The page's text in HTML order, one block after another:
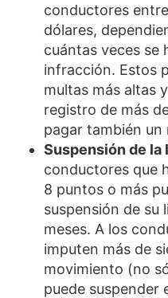
conductores
dólares,
cuántas veces se
infracción. Estos
multas más altas
registro de más
pagar también
Suspensión de
conductores que
8 puntos o más
suspensión de su
meses. A los
imputen más de
movimiento (no
puede suspender